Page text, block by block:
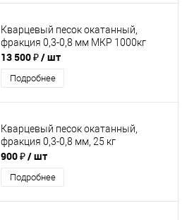
Кварцевый песок окатанный,
фракция 0,3-0,8 мм МКР 1000кг
13 500 ₽/ шт
Подробнее
Кварцевый песок окатанный,
фракция 0,3-0,8 мм, 25 кг
900 ₽/ шт
Подробнее